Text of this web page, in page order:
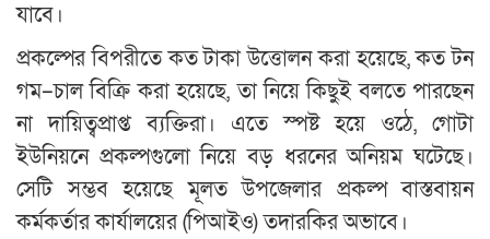
যাবে।
প্রকল্পের বিপরীতে কত টাকা উত্তোলন করা হয়েছে, কত টন
গম–চাল বিক্রি করা হয়েছে, তা নিয়ে কিছুই বলতে পারছেন
না দায়িত্বপ্রাপ্ত ব্যক্তিরা। এতে স্পষ্ট হয়ে ওঠে, গোটা
ইউনিয়নে প্রকল্পগুলো নিয়ে বড় ধরনের অনিয়ম ঘটেছে।
সেটি সম্ভব হয়েছে মূলত উপজেলার প্রকল্প বাস্তবায়ন
কর্মকর্তার কার্যালয়ের (পিআইও) তদারকির অভাবে।